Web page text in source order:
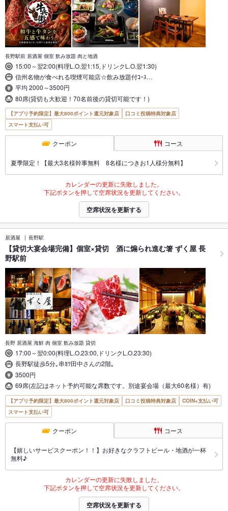
長野駅前 居酒屋 個室 飲み放題 肉と地酒
15:00～翌2:00(料理L.O.翌1:15,ドリンクL.O.翌1:30)
信州名物が食べれる喫煙可能店☆飲み放題付ｺｰｽ…
平均 2000～3500円
80席(貸切も大歓迎！70名前後の貸切可能です！)
【アプリ予約限定】最大800ポイント還元対象店
口コミ投稿特典対象店
スマート支払い可
クーポン コース
夏季限定！【最大3名様幹事無料 8名様につきお1人様分無料】
カレンダーの更新に失敗しました。
下記ボタンを押して空席状況を更新してください。
空席状況を更新する
居酒屋 長野駅
【貸切大宴会場完備】個室×貸切 酒に煽られ進む箸 ずく屋 長
野駅前
長野 居酒屋 海鮮 肉 個室 飲み放題 貸切
17:00～翌0:00(料理L.O.23:00,ドリンクL.O.23:30)
長野駅徒歩5分｡串ｶﾂ田中さんの2階｡
3500円
69席(左記はネット予約可能な席数です。別途宴会場（最大60名様）有)
【アプリ予約限定】最大800ポイント還元対象店 口コミ投稿特典対象店
COIN+支払い可
スマート支払い可
クーポン コース
【嬉しいサービスクーポン！！】お好きなクラフトビール・地酒が一杯
無料♪
カレンダーの更新に失敗しました。
下記ボタンを押して空席状況を更新してください。
空席状況を更新する